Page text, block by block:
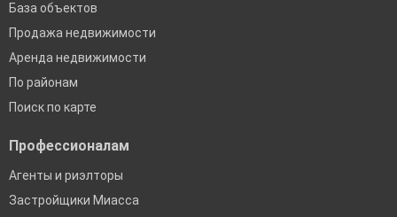
База объектов
Продажа недвижимости
Аренда недвижимости
По районам
Поиск по карте
Профессионалам
Агенты и риэлторы
Застройщики Миасса